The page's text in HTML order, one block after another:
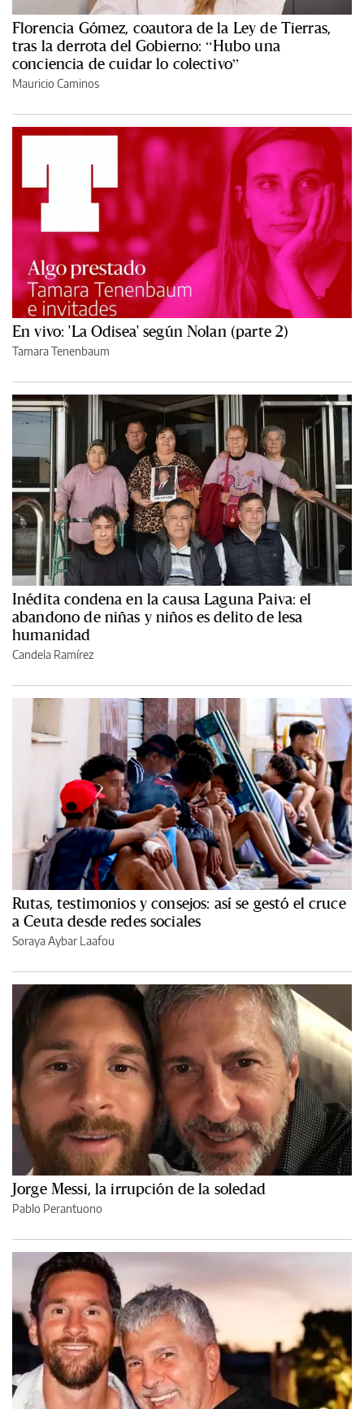
Florencia Gómez, coautora de la Ley de Tierras,
tras la derrota del Gobierno: “Hubo una
conciencia de cuidar lo colectivo”
Mauricio Caminos
En vivo: 'La Odisea' según Nolan (parte 2)
Tamara Tenenbaum
Inédita condena en la causa Laguna Paiva: el
abandono de niñas y niños es delito de lesa
humanidad
Candela Ramírez
Rutas, testimonios y consejos: así se gestó el cruce
a Ceuta desde redes sociales
Soraya Aybar Laafou
Jorge Messi, la irrupción de la soledad
Pablo Perantuono